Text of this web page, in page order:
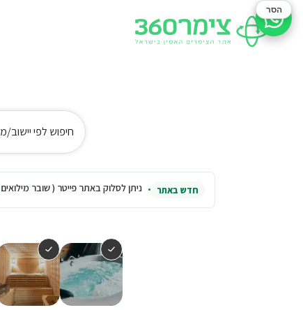
חיפוש לפי
חדש באתר ניתן לסלוק באתר פייטר ( שובר
סיוע בהזמנה
הסר